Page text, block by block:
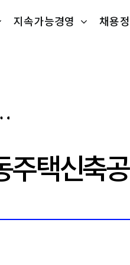
지속가능경영 채용
주택신축